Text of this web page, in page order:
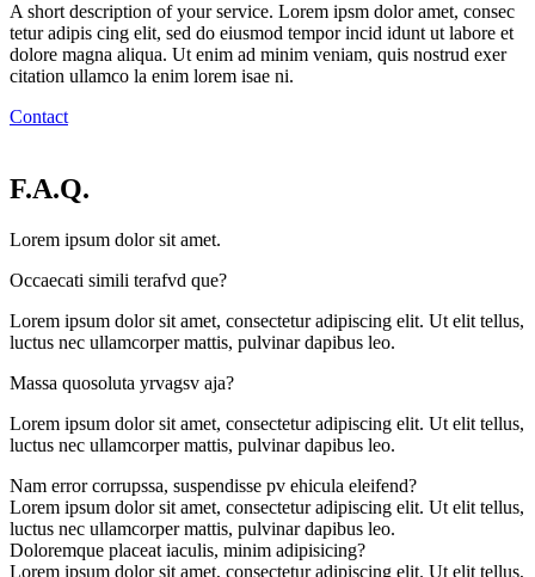
A short description of your service. Lorem ipsm dolor amet, consec
tetur adipis cing elit, sed do eiusmod tempor incid idunt ut labore et
dolore magna aliqua. Ut enim ad minim veniam, quis nostrud exer
citation ullamco la enim lorem isae ni.
Contact
F.A.Q.
Lorem ipsum dolor sit amet.
Occaecati simili terafvd que?
Lorem ipsum dolor sit amet, consectetur adipiscing elit. Ut elit tellus,
luctus nec ullamcorper mattis, pulvinar dapibus leo.
Massa quosoluta yrvagsv aja?
Lorem ipsum dolor sit amet, consectetur adipiscing elit. Ut elit tellus,
luctus nec ullamcorper mattis, pulvinar dapibus leo.
Nam error corrupssa, suspendisse pv ehicula eleifend?
Lorem ipsum dolor sit amet, consectetur adipiscing elit. Ut elit tellus,
luctus nec ullamcorper mattis, pulvinar dapibus leo.
Doloremque placeat iaculis, minim adipisicing?
Lorem ipsum dolor sit amet, consectetur adipiscing elit. Ut elit tellus,